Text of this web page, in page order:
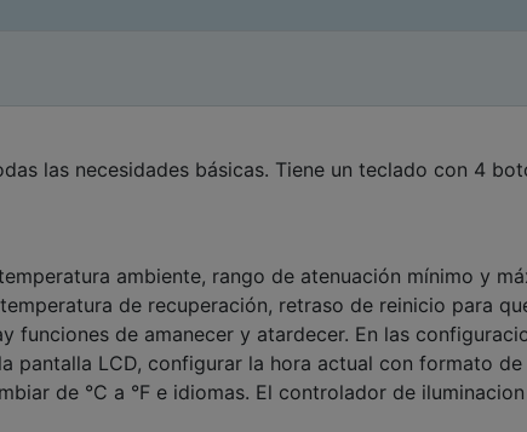
las necesidades básicas. Tiene un teclado con 4
ambiente, rango de atenuación mínimo y
de recuperación, retraso de reinicio para
funciones de amanecer y atardecer. En las
LCD, configurar la hora actual con formato de
de °C a °F e idiomas. El controlador de